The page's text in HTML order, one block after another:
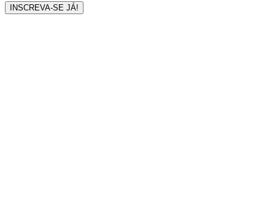
INSCREVA-SE JÁ!